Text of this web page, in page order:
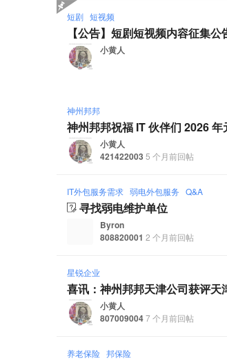
短剧 短视频
【公告】短剧短视频内容征集公
小黄人
神州邦邦
神州邦邦祝福 IT 伙伴们 2026 年
小黄人
421422003 5 个月前回帖
IT外包服务需求 弱电外包服务 Q&A
寻找弱电维护单位
Byron
808820001 2 个月前回帖
星锐企业
喜讯：神州邦邦天津公司获评天
小黄人
8070090047 个月前回帖
养老保险 邦保险